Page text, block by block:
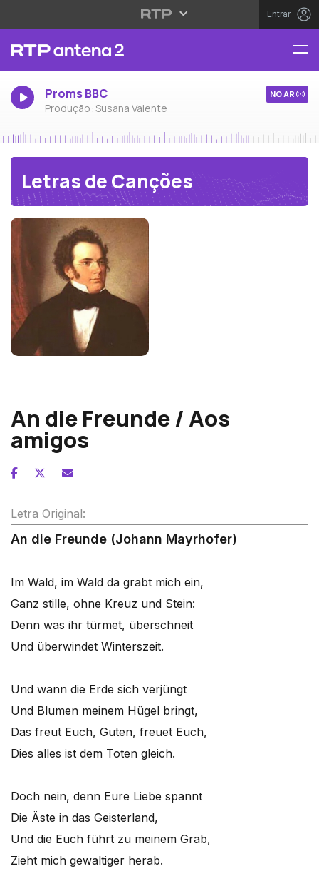
Entrar
Proms BBC
Produção: Susana Valente
NO AR
Letras de Canções
An die Freunde / Aos
amigos
Letra Original:
An die Freunde (Johann Mayrhofer)
Im Wald, im Wald da grabt mich ein,
Ganz stille, ohne Kreuz und Stein:
Denn was ihr türmet, überschneit
Und überwindet Winterszeit.
Und wann die Erde sich verjüngt
Und Blumen meinem Hügel bringt,
Das freut Euch, Guten, freuet Euch,
Dies alles ist dem Toten gleich.
Doch nein, denn Eure Liebe spannt
Die Äste in das Geisterland,
Und die Euch führt zu meinem Grab,
Zieht mich gewaltiger herab.